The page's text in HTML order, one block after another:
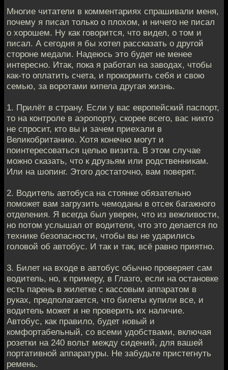
Многие читатели в комментариях спрашивали меня,
почему я писал только о плохом, и ничего не писал
о хорошем. Ну как говорится, что видел, о том и
писал. А сегодня я бы хотел рассказать о другой
стороне медали. Надеюсь это будет не менее
интересно. Итак, пока я работал на заводах, чтобы
как-то оплатить счета, и прокормить себя и свою
семью, за воротами кипела другая жизнь.
1. Прилёт в страну. Если у вас европейский паспорт,
то на контроле в аэропорту, скорее всего, вас никто
не спросит, кто вы и зачем приехали в
Великобританию. Хотя конечно могут и
поинтересоваться целью визита. В этом случае
можно сказать, что к друзьям или родственникам.
Или на шопинг. Этого достаточно, вам поверят.
2. Водитель автобуса на стоянке обязательно
поможет вам загрузить чемоданы в отсек багажного
отделения. Я всегда был уверен, что из вежливости,
но потом услышал от водителя, что это делается по
технике безопасности, чтобы вы не ударились
головой об автобус. И так и так, всё равно приятно.
3. Билет на входе в автобус обычно проверяет сам
водитель, но, к примеру, в Глазго, если на остановке
есть парень в жилетке с кассовым аппаратом в
руках, предполагается, что билеты купили все, и
водитель может и не проверить их наличие.
Автобус, как правило, будет новый и
комфортабельный, со всеми удобствами, включая
розетки на 240 вольт между сидений, для вашей
портативной аппаратуры. Не забудьте пристегнуть
ремень.